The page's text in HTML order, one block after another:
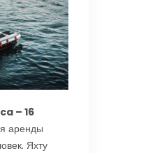
– 16
аренды
Яхту